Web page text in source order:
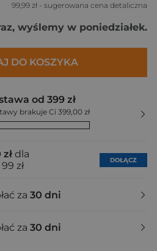
99,99 zł - sugerowana cena detaliczna
wyślemy w poniedziałek.
DO KOSZYKA
od 399 zł
brakuje Ci 399,00 zł
dla
zł
DOŁĄCZ
za 30 dni
za 30 dni